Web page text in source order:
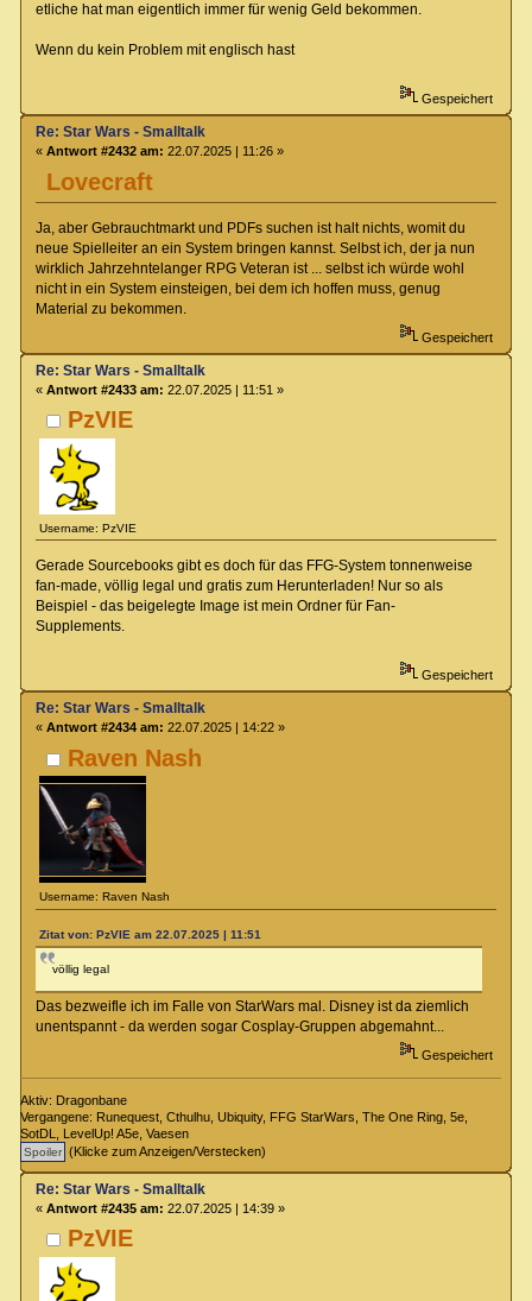
etliche hat man eigentlich immer für wenig Geld bekommen.
Wenn du kein Problem mit englisch hast
Gespeichert
Lovecraft
Re: Star Wars - Smalltalk
« Antwort #2432 am: 22.07.2025 | 11:26 »
Ja, aber Gebrauchtmarkt und PDFs suchen ist halt nichts, womit du
neue Spielleiter an ein System bringen kannst. Selbst ich, der ja nun
wirklich Jahrzehntelanger RPG Veteran ist ... selbst ich würde wohl
nicht in ein System einsteigen, bei dem ich hoffen muss, genug
Material zu bekommen.
Gespeichert
PzVIE
Username: PzVIE
Re: Star Wars - Smalltalk
« Antwort #2433 am: 22.07.2025 | 11:51 »
Gerade Sourcebooks gibt es doch für das FFG-System tonnenweise
fan-made, völlig legal und gratis zum Herunterladen! Nur so als
Beispiel - das beigelegte Image ist mein Ordner für Fan-
Supplements.
Gespeichert
Raven Nash
Username: Raven Nash
Re: Star Wars - Smalltalk
« Antwort #2434 am: 22.07.2025 | 14:22 »
Zitat von: PzVIE am 22.07.2025 | 11:51
völlig legal
Das bezweifle ich im Falle von StarWars mal. Disney ist da ziemlich
unentspannt - da werden sogar Cosplay-Gruppen abgemahnt...
Gespeichert
Aktiv: Dragonbane
Vergangene: Runequest, Cthulhu, Ubiquity, FFG StarWars, The One Ring, 5e,
SotDL, LevelUp! A5e, Vaesen
(Klicke zum Anzeigen/Verstecken)
PzVIE
Re: Star Wars - Smalltalk
« Antwort #2435 am: 22.07.2025 | 14:39 »